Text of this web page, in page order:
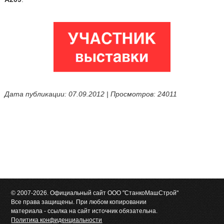
Дата публикации: 07.09.2012 | Просмотров: 24011
© 2007-2026. Официальный сайт ООО "СтанкоМашСтрой"
Все права защищены. При любом копировании
материала - ссылка на сайт источник обязательна.
Политика конфиденциальности